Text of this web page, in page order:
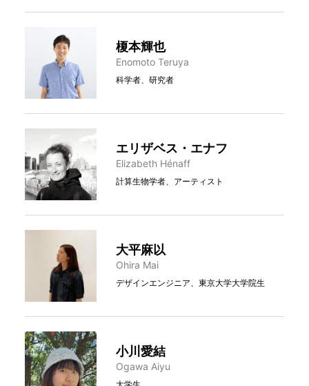
榎本輝也
Enomoto Teruya
科学者、研究者
エリザベス・エナフ
Elizabeth Hénaff
計算生物学者、アーティスト
大平麻以
Ohira Mai
デザインエンジニア、東京大学大学院生
小川愛結
Ogawa Aiyu